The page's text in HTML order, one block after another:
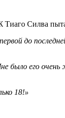
Силва
до
было его
18!»